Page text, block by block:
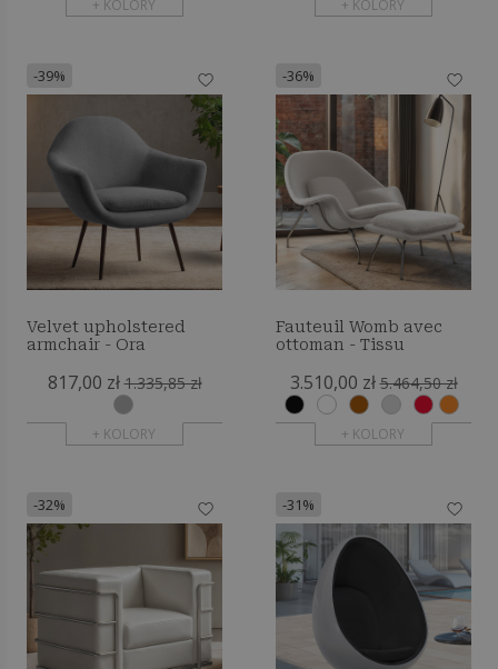
+ KOLORY + KOLORY
-39%
Velvet upholstered
armchair - Ora
817,00 zł 1.335,85 zł
+ KOLORY
-36%
Fauteuil Womb avec
ottoman - Tissu
3.510,00 zł 5.464,50 zł
+ KOLORY
-32% -31%